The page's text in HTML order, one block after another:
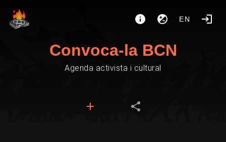
EN
Convoca-la BCN
Agenda activista i cultural